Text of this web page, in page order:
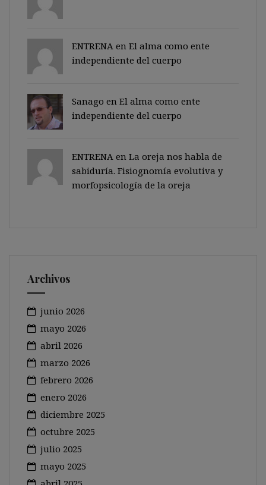
ENTRENA en El alma como ente
independiente del cuerpo
Sanago en El alma como ente
independiente del cuerpo
ENTRENA en La oreja nos habla de
sabiduría. Fisiognomía evolutiva y
morfopsicología de la oreja
Archivos
junio 2026
mayo 2026
abril 2026
marzo 2026
febrero 2026
enero 2026
diciembre 2025
octubre 2025
julio 2025
mayo 2025